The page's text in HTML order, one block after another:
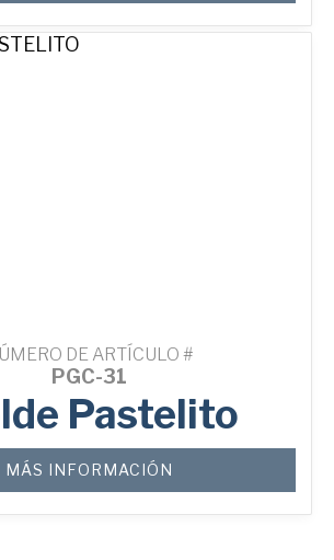
DE ARTÍCULO #
PGC-31
Pastelito
MÁS INFORMACIÓN